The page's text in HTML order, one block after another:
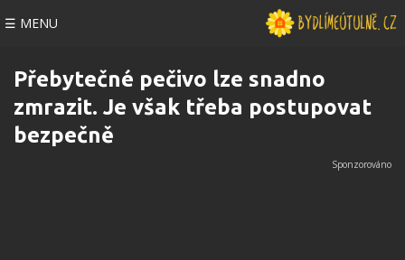
☰ MENU
Přebytečné pečivo lze snadno
zmrazit. Je však třeba postupovat
bezpečně